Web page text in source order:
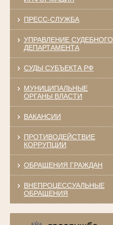
ПРЕСС-СЛУЖБА
УПРАВЛЕНИЕ СУДЕБНОГО
ДЕПАРТАМЕНТА
СУДЫ СУБЪЕКТА РФ
МУНИЦИПАЛЬНЫЕ
ОРГАНЫ ВЛАСТИ
ВАКАНСИИ
ПРОТИВОДЕЙСТВИЕ
КОРРУПЦИИ
ОБРАЩЕНИЯ ГРАЖДАН
ВНЕПРОЦЕССУАЛЬНЫЕ
ОБРАЩЕНИЯ